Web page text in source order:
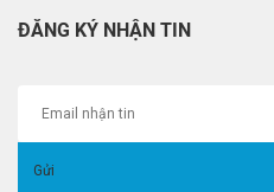
ĐĂNG KÝ NHẬN TIN